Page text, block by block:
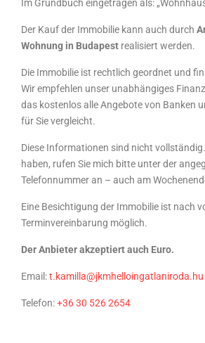
Im Grundbuch eingetragen als:
Der Kauf der Immobilie kann auch durch
Wohnung in Budapest realisiert werden.
Die Immobilie ist rechtlich geordnet und
Wir empfehlen unser unabhängiges
das kostenlos alle Angebote von Banken
für Sie vergleicht.
Diese Informationen sind nicht
haben, rufen Sie mich bitte unter der
Telefonnummer an – auch am
Eine Besichtigung der Immobilie ist nach
Terminvereinbarung möglich.
Der Anbieter akzeptiert auch Euro.
Email:t.kamilla@jkmhelloingatlaniroda.hu
Telefon:+36 30 526 2654